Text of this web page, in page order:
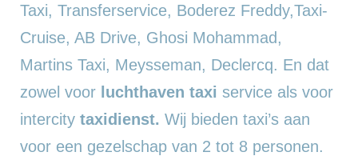
Taxi, Transferservice, Boderez Freddy,Taxi-
Cruise, AB Drive, Ghosi Mohammad,
Martins Taxi, Meysseman, Declercq. En dat
zowel voor luchthaven taxi service als voor
intercity taxidienst. Wij bieden taxi’s aan
voor een gezelschap van 2 tot 8 personen.